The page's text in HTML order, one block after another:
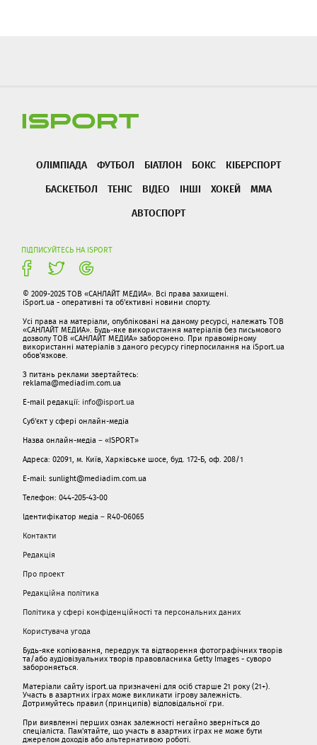
ОЛІМПІАДА ФУТБОЛ БІАТЛОН БОКС
КІБЕРСПОРТ
БАСКЕТБОЛ
ТЕНІС ВІДЕО ІНШІ ХОКЕЙ
ММА
АВТОСПОРТ
ПІДПИСУЙТЕСЬ НА ISPORT
© 2009-2025 ТОВ «САНЛАЙТ МЕДИА». Всі права захищені.
iSport.ua - оперативні та об'єктивні новини спорту.
Усі права на матеріали, опубліковані на даному ресурсі, належать ТОВ
«САНЛАЙТ МЕДИА». Будь-яке використання матеріалів без письмового
дозволу ТОВ «САНЛАЙТ МЕДИА» заборонено. При правомірному
використанні матеріалів з даного ресурсу гіперпосилання на iSport.ua
обов'язкове.
З питань реклами звертайтесь:
reklama@mediadim.com.ua
E-mail редакції: info@isport.ua
Суб'єкт у сфері онлайн-медіа
Назва онлайн-медіа – «ISPORT»
Адреса: 02091, м. Київ, Харківське шосе, буд. 172-Б, оф. 208/1
E-mail: sunlight@mediadim.com.ua
Телефон: 044-205-43-00
Ідентифікатор медіа – R40-06065
Контакти
Редакція
Про проект
Редакційна політика
Політика у сфері конфіденційності та персональних даних
Користувача угода
Будь-яке копіювання, передрук та відтворення фотографічних творів
та/або аудіовізуальних творів правовласника Getty Images - суворо
забороняється.
Матеріали сайту isport.ua призначені для осіб старше 21 року (21+).
Участь в азартних іграх може викликати ігрову залежність.
Дотримуйтесь правил (принципів) відповідальної гри.
При виявленні перших ознак залежності негайно зверніться до
спеціаліста. Пам'ятайте, що участь в азартних іграх не може бути
джерелом доходів або альтернативою роботі.